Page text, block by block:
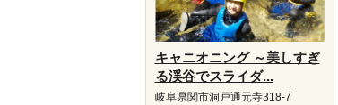
キャニオニング ～美しすぎ
る渓谷でスライダ...
岐阜県関市洞戸通元寺318-7